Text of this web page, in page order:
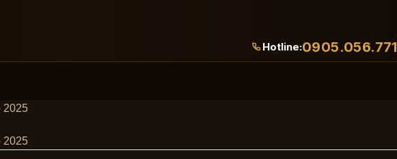
Hotline:0905.056.771
2025
2025